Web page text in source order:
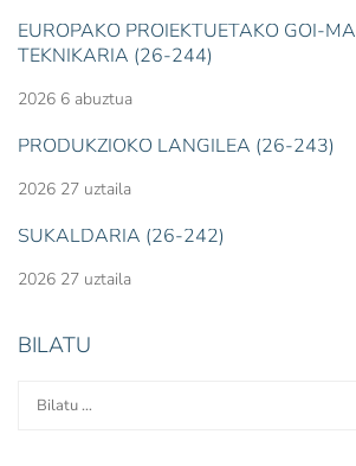
EUROPAKO PROIEKTUETAKO GOI-
TEKNIKARIA (26-244)
2026 6 abuztua
PRODUKZIOKO LANGILEA (26-243)
2026 27 uztaila
SUKALDARIA (26-242)
2026 27 uztaila
BILATU